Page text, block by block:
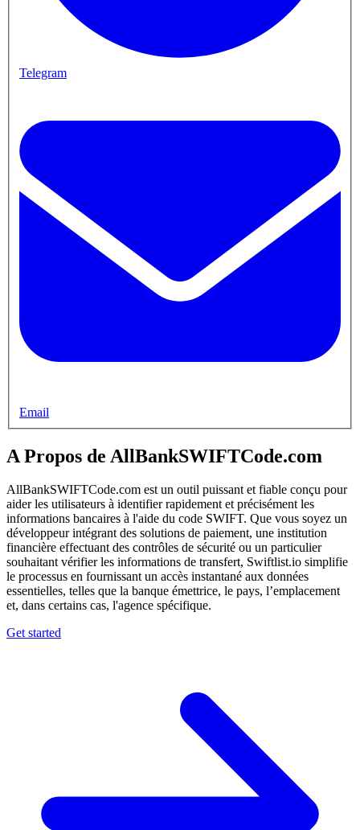
Telegram
Email
A Propos de AllBankSWIFTCode.com
AllBankSWIFTCode.com est un outil puissant et fiable conçu pour
aider les utilisateurs à identifier rapidement et précisément les
informations bancaires à l'aide du code SWIFT. Que vous soyez un
développeur intégrant des solutions de paiement, une institution
financière effectuant des contrôles de sécurité ou un particulier
souhaitant vérifier les informations de transfert, Swiftlist.io simplifie
le processus en fournissant un accès instantané aux données
essentielles, telles que la banque émettrice, le pays, l’emplacement
et, dans certains cas, l'agence spécifique.
Get started